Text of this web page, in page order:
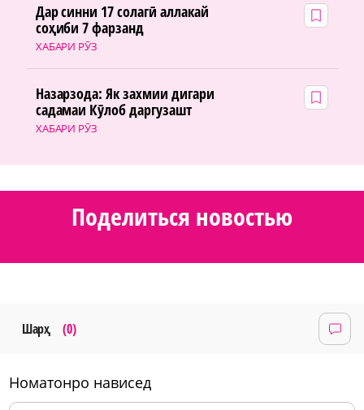
ХАБАРИ РӮЗ
Дар синни 17 солагӣ аллакай
соҳиби 7 фарзанд
ХАБАРИ РӮЗ
Назарзода: Як захмии дигари
садамаи Кӯлоб даргузашт
Поделиться новостью
Шарҳ (0)
номатонро нависед